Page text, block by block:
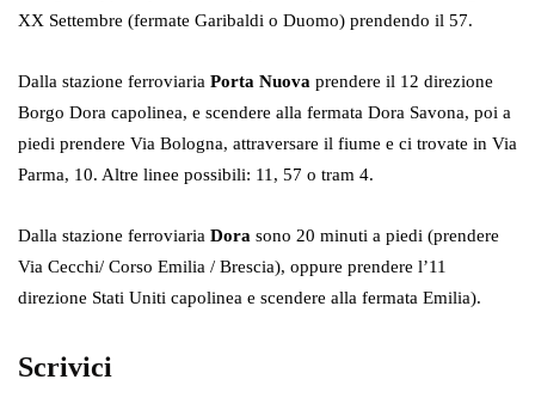
XX Settembre (fermate Garibaldi o Duomo) prendendo il 57.
Dalla stazione ferroviaria Porta Nuova prendere il 12 direzione
Borgo Dora capolinea, e scendere alla fermata Dora Savona, poi a
piedi prendere Via Bologna, attraversare il fiume e ci trovate in Via
Parma, 10. Altre linee possibili: 11, 57 o tram 4.
Dalla stazione ferroviaria Dora sono 20 minuti a piedi (prendere
Via Cecchi/ Corso Emilia / Brescia), oppure prendere l’11
direzione Stati Uniti capolinea e scendere alla fermata Emilia).
Scrivici